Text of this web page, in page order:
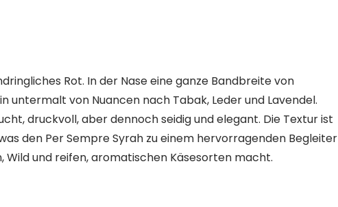
Rot. In der Nase eine ganze Bandbreite von
untermalt von Nuancen nach Tabak, Leder und Lavendel.
druckvoll, aber dennoch seidig und elegant. Die Textur ist
den Per Sempre Syrah zu einem hervorragenden Begleiter
Wild und reifen, aromatischen Käsesorten macht.